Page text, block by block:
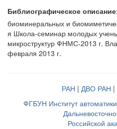
Библиографическое
биоминеральных и
я Школа-семинар молодых
микроструктур ФНМС-2013 г.
февраля 2013 г.
РАН | ДВО РАН |
ФГБУН Институт
Российской